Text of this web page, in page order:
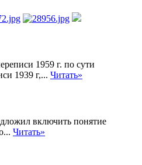
1959 г. по сути
1939 г,... Читать»
включить понятие
Читать»